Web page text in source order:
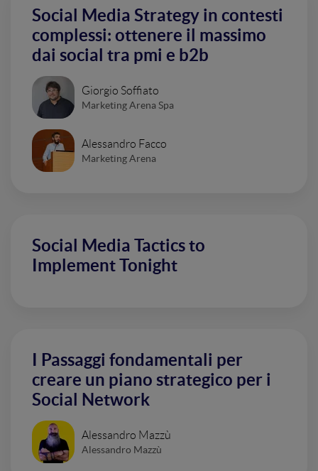
Social Media Strategy in contesti
complessi: ottenere il massimo
dai social tra pmi e b2b
Giorgio Soffiato
Marketing Arena Spa
Alessandro Facco
Marketing Arena
Social Media Tactics to
Implement Tonight
I Passaggi fondamentali per
creare un piano strategico per i
Social Network
Alessandro Mazzù
Alessandro Mazzù